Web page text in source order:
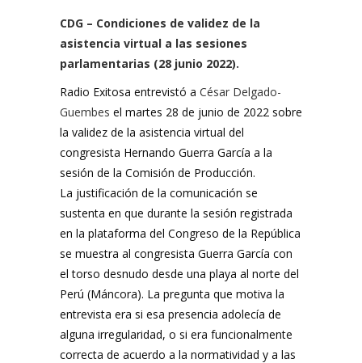
CDG – Condiciones de validez de la
asistencia virtual a las sesiones
parlamentarias (28 junio 2022).
Radio Exitosa entrevistó a César Delgado-
Guembes el martes 28 de junio de 2022 sobre
la validez de la asistencia virtual del
congresista Hernando Guerra García a la
sesión de la Comisión de Producción.
La justificación de la comunicación se
sustenta en que durante la sesión registrada
en la plataforma del Congreso de la República
se muestra al congresista Guerra García con
el torso desnudo desde una playa al norte del
Perú (Máncora). La pregunta que motiva la
entrevista era si esa presencia adolecía de
alguna irregularidad, o si era funcionalmente
correcta de acuerdo a la normatividad y a las